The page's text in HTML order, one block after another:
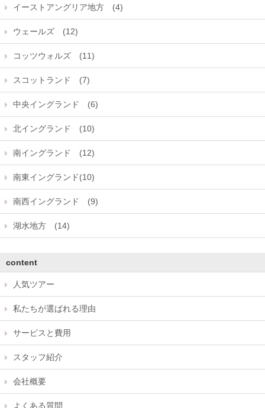
イーストアングリア地方 (4)
ウェールズ (12)
コッツウォルズ (11)
スコットランド (7)
中央イングランド (6)
北イングランド (10)
南イングランド (12)
南東イングランド(10)
南西イングランド (9)
湖水地方 (14)
content
人気ツアー
私たちが選ばれる理由
サービスと費用
スタッフ紹介
会社概要
よくある質問